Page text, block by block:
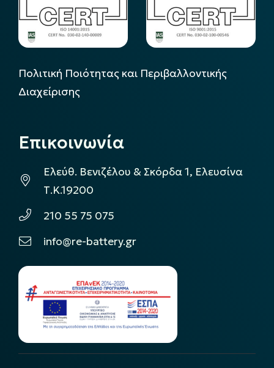
Πολιτική Ποιότητας και Περιβαλλοντικής
Διαχείρισης
Επικοινωνία
Ελεύθ. Βενιζέλου & Σκόρδα 1, Ελευσίνα
Τ.Κ.19200
210 55 75 075
info@re-battery.gr